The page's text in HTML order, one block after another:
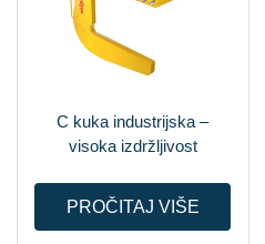
C kuka industrijska –
visoka izdržljivost
PROČITAJ VIŠE